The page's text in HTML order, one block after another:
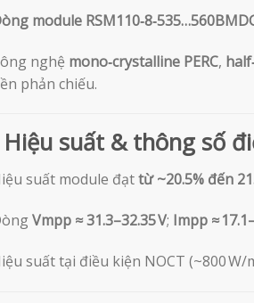
module
nghệ mono‑crystalline PERC,
phản chiếu.
Hiệu suất & thông số
suất module đạttừ ~20.5% đến
Vmpp ≈ 31.3–32.35 V; Impp ≈
suất tại điều kiện NOCT (~800